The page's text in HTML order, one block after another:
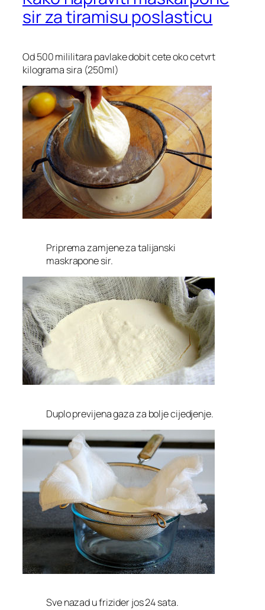
sir za tiramisu poslasticu
Od 500 mililitara pavlake dobit cete oko cetvrt
kilograma sira (250ml)
Priprema zamjene za talijanski
maskrapone sir.
Duplo previjena gaza za bolje cijedjenje.
Sve nazad u frizider jos 24 sata.